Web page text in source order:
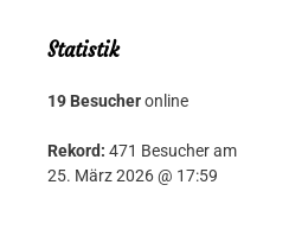
Statistik
19 Besucheronline
Rekord: 471 Besucher am
25. März 2026 @ 17:59